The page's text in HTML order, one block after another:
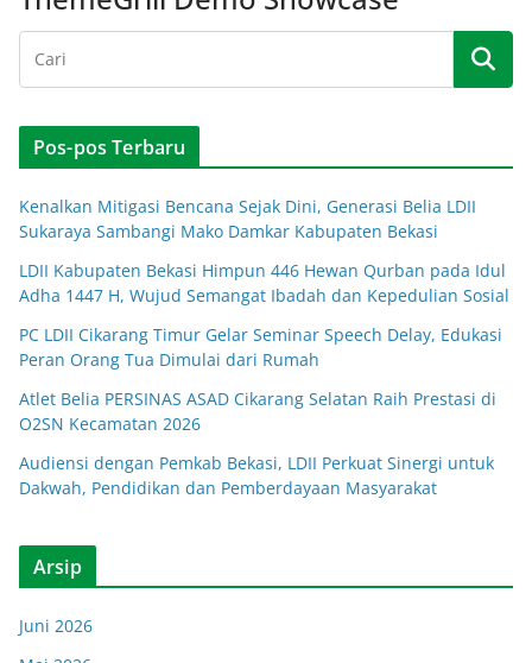
Pos-pos Terbaru
Kenalkan Mitigasi Bencana Sejak Dini, Generasi Belia LDII
Sukaraya Sambangi Mako Damkar Kabupaten Bekasi
LDII Kabupaten Bekasi Himpun 446 Hewan Qurban pada Idul
Adha 1447 H, Wujud Semangat Ibadah dan Kepedulian Sosial
PC LDII Cikarang Timur Gelar Seminar Speech Delay, Edukasi
Peran Orang Tua Dimulai dari Rumah
Atlet Belia PERSINAS ASAD Cikarang Selatan Raih Prestasi di
O2SN Kecamatan 2026
Audiensi dengan Pemkab Bekasi, LDII Perkuat Sinergi untuk
Dakwah, Pendidikan dan Pemberdayaan Masyarakat
Arsip
Juni 2026